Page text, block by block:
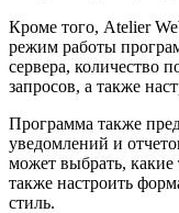
Кроме того, Atelier
режим работы
сервера, количество
запросов, а также
Программа также
уведомлений и
может выбрать,
также настроить
стиль.